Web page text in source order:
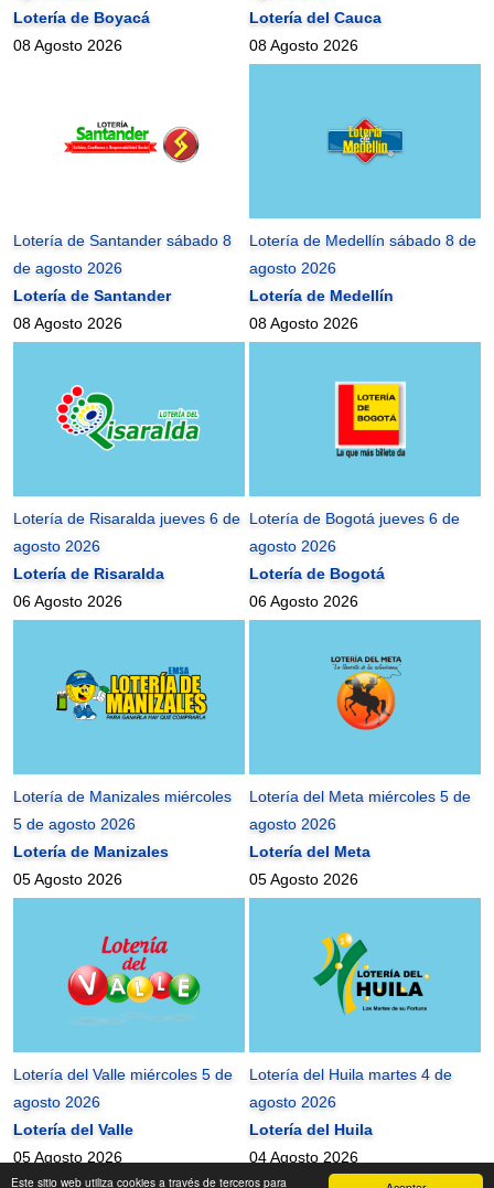
Este sitio web utiliza cookies a través de terceros para
Lotería de Boyacá
08 Agosto 2026
Lotería del Cauca
08 Agosto 2026
Lotería de Santander sábado 8
de agosto 2026
Lotería de Santander
08 Agosto 2026
Lotería de Medellín sábado 8 de
agosto 2026
Lotería de Medellín
08 Agosto 2026
Lotería de Risaralda jueves 6 de
agosto 2026
Lotería de Risaralda
06 Agosto 2026
Lotería de Bogotá jueves 6 de
agosto 2026
Lotería de Bogotá
06 Agosto 2026
Lotería de Manizales miércoles
5 de agosto 2026
Lotería de Manizales
05 Agosto 2026
Lotería del Meta miércoles 5 de
agosto 2026
Lotería del Meta
05 Agosto 2026
Lotería del Valle miércoles 5 de
agosto 2026
Lotería del Valle
05 Agosto 2026
Lotería del Huila martes 4 de
agosto 2026
Lotería del Huila
04 Agosto 2026